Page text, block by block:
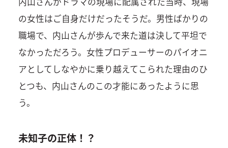
の女性はご自身だけだったそうだ。男性ばかりの
職場で、内山さんが歩んで来た道は決して平坦で
なかっただろう。女性プロデューサーのパイオニ
アとしてしなやかに乗り越えてこられた理由のひ
とつも、内山さんのこの才能にあったように思
う。
未知子の正体！？